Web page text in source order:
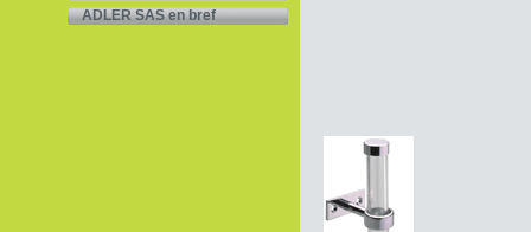
ADLER SAS en bref